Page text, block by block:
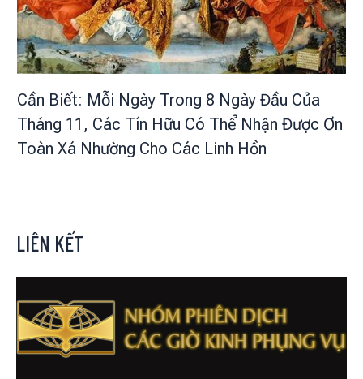
Cần Biết: Mỗi Ngày Trong 8 Ngày Đầu Của
Tháng 11, Các Tín Hữu Có Thể Nhận Được Ơn
Toàn Xá Nhường Cho Các Linh Hồn
LIÊN KẾT